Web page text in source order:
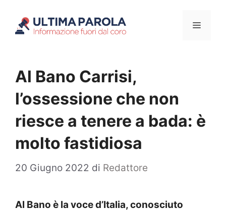
Menu
Al Bano Carrisi,
l’ossessione che non
riesce a tenere a bada: è
molto fastidiosa
20 Giugno 2022 di Redattore
Al Bano è la voce d’Italia, conosciuto